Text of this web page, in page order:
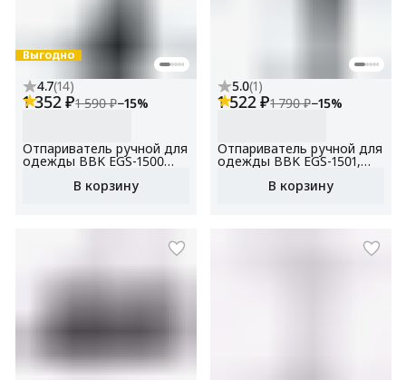
Выгодно
4.7(14)
1 352 ₽1 590 ₽−15%
Отпариватель ручной для
одежды BBK EGS-1500
мощность1500 Вт,
вертикальный, для дома,
для штор, защита от
В корзину
5.0(1)
1 522 ₽1 790 ₽−15%
Отпариватель ручной для
одежды BBK EGS-1501,
мощность 1500 Вт,
вертикальный, для дома,
для штор , защита от
утюга, функция
блокировки подачи пара
В корзину